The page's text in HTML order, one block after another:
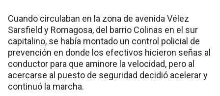
Cuando circulaban en la zona de avenida Vélez
Sarsfield y Romagosa, del barrio Colinas en el sur
capitalino, se había montado un control policial de
prevención en donde los efectivos hicieron señas al
conductor para que aminore la velocidad, pero al
acercarse al puesto de seguridad decidió acelerar y
continuó la marcha.